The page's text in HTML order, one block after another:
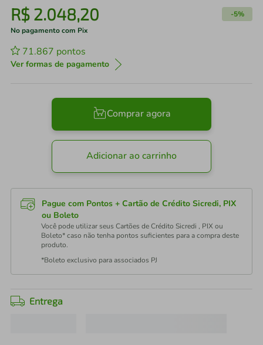
R$ 2.048,20 -5%
No pagamento com Pix
71.867 pontos
Ver formas de pagamento
Comprar agora
Adicionar ao carrinho
Pague com Pontos + Cartão de Crédito Sicredi, PIX
ou Boleto
Você pode utilizar seus Cartões de Crédito Sicredi , PIX ou
Boleto* caso não tenha pontos suficientes para a compra deste
produto.
*Boleto exclusivo para associados PJ
Entrega